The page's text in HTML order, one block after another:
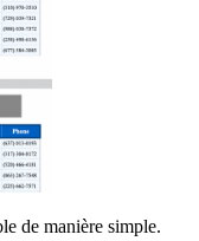
de manière simple.